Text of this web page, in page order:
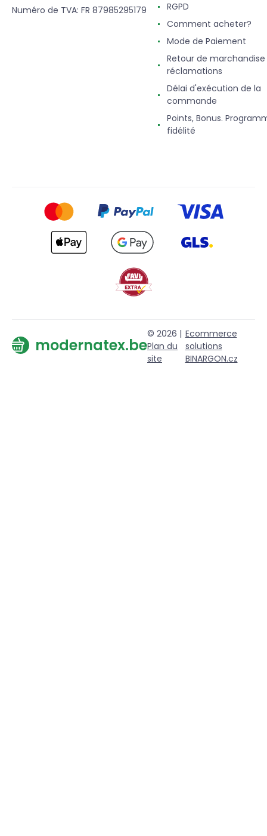
Numéro de TVA: FR 87985295179
RGPD
Comment acheter?
Mode de Paiement
Retour de
réclamations
Délai d'exécution de la
commande
Points, Bonus.
fidélité
modernatex.be
© 2026 |
Plan du
site
Ecommerce
solutions
BINARGON.cz